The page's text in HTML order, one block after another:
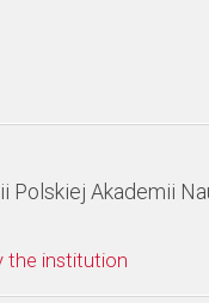
Polskiej Akademii
the institution